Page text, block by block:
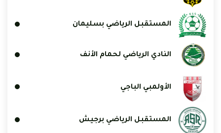
المستقبل الرياضي بسليمان
النادي الرياضي لحمام الأنف
الأولمبي الباجي
المستقبل الرياضي برجيش